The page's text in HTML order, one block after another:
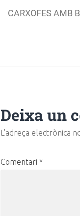
CARXOFES AMB
Deixa un
L'adreça electrònica
Comentari *